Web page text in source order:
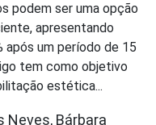
podem ser uma opção
apresentando
após um período de 15
tem como objetivo
estética...
Neves, Bárbara